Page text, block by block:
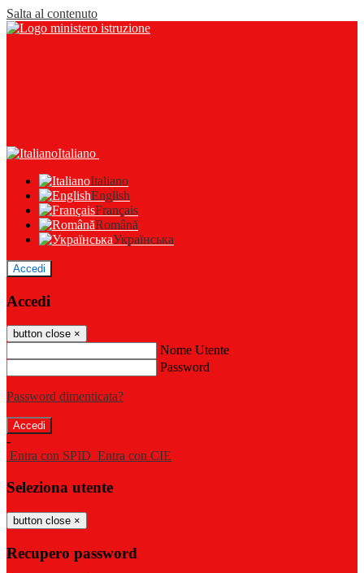
Salta al contenuto
Italiano
Italiano
English
Français
Română
Українська
Accedi
Accedi
button close ×
Nome Utente
Password
Password dimenticata?
-
Entra con SPID Entra con CIE
Seleziona utente
button close ×
Recupero password